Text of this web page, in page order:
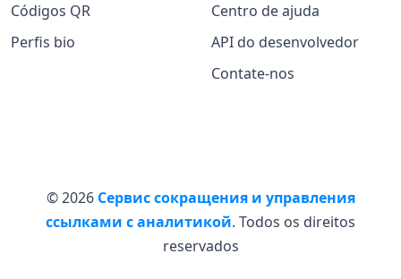
Códigos QR
Perfis bio
Centro de ajuda
API do desenvolvedor
Contate-nos
© 2026 Сервис сокращения и управления
ссылками с аналитикой. Todos os direitos
reservados